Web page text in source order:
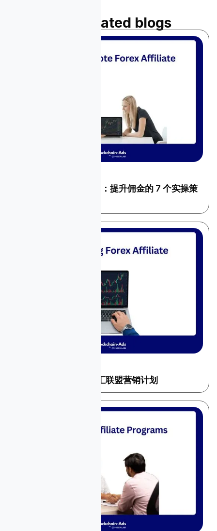
Read related blogs
如何推广外汇联盟营销：提升佣金的 7 个实操策
2026年十大高佣金外汇联盟营销计划